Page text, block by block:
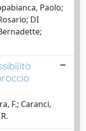
Paolo;
DI
F.; Caranci,